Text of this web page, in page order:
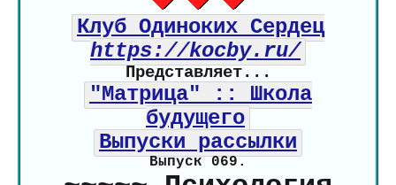
Клуб Одиноких Сердец
https://kocby.ru/
Представляет...
"Матрица" :: Школа
будущего
Выпуски рассылки
Выпуск 069.